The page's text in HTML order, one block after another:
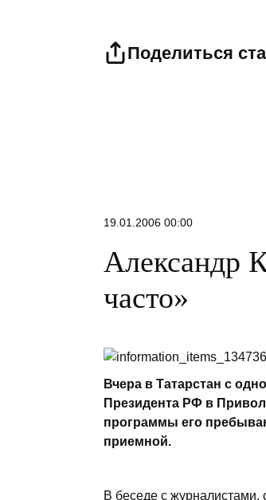
Поделиться
19.01.2006 00:00
Александр
часто»
Вчера в Татарстан с
Президента РФ в
программы его
приемной.
В беседе с журналистами,